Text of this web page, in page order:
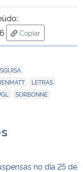
Copiar
para área de
LETRAS
SORBONNE
no dia 25 de